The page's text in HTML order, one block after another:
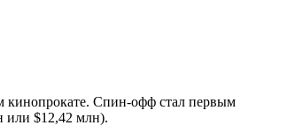
кинопрокате. Спин-офф стал первым
или $12,42 млн).